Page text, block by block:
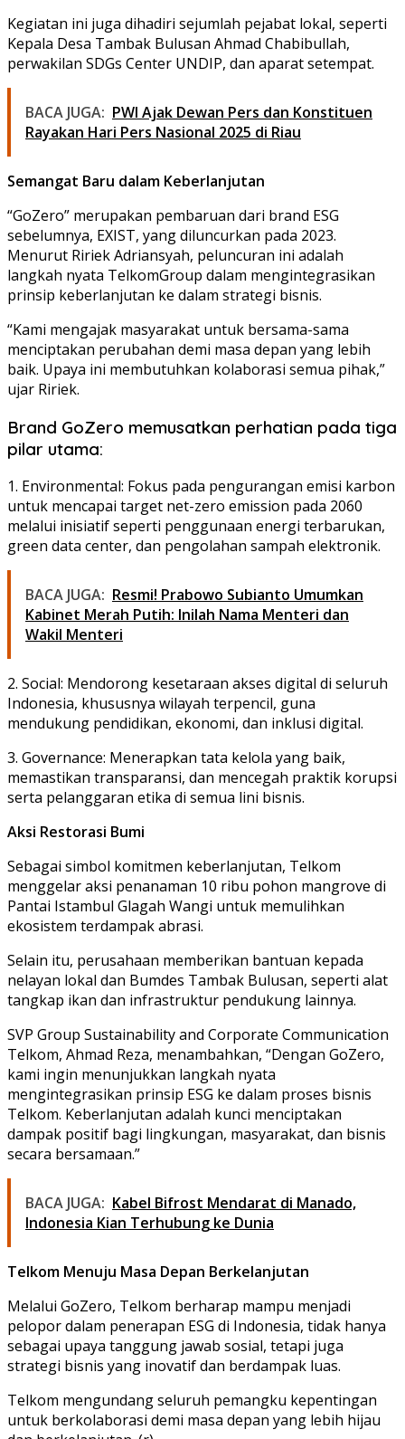
Kegiatan ini juga dihadiri sejumlah pejabat lokal, seperti
Kepala Desa Tambak Bulusan Ahmad Chabibullah,
perwakilan SDGs Center UNDIP, dan aparat setempat.
BACA JUGA: PWI Ajak Dewan Pers dan Konstituen
Rayakan Hari Pers Nasional 2025 di Riau
Semangat Baru dalam Keberlanjutan
“GoZero” merupakan pembaruan dari brand ESG
sebelumnya, EXIST, yang diluncurkan pada 2023.
Menurut Ririek Adriansyah, peluncuran ini adalah
langkah nyata TelkomGroup dalam mengintegrasikan
prinsip keberlanjutan ke dalam strategi bisnis.
“Kami mengajak masyarakat untuk bersama-sama
menciptakan perubahan demi masa depan yang lebih
baik. Upaya ini membutuhkan kolaborasi semua pihak,”
ujar Ririek.
Brand GoZero memusatkan perhatian pada tiga
pilar utama:
1. Environmental: Fokus pada pengurangan emisi karbon
untuk mencapai target net-zero emission pada 2060
melalui inisiatif seperti penggunaan energi terbarukan,
green data center, dan pengolahan sampah elektronik.
BACA JUGA: Resmi! Prabowo Subianto Umumkan
Kabinet Merah Putih: Inilah Nama Menteri dan
Wakil Menteri
2. Social: Mendorong kesetaraan akses digital di seluruh
Indonesia, khususnya wilayah terpencil, guna
mendukung pendidikan, ekonomi, dan inklusi digital.
3. Governance: Menerapkan tata kelola yang baik,
memastikan transparansi, dan mencegah praktik korupsi
serta pelanggaran etika di semua lini bisnis.
Aksi Restorasi Bumi
Sebagai simbol komitmen keberlanjutan, Telkom
menggelar aksi penanaman 10 ribu pohon mangrove di
Pantai Istambul Glagah Wangi untuk memulihkan
ekosistem terdampak abrasi.
Selain itu, perusahaan memberikan bantuan kepada
nelayan lokal dan Bumdes Tambak Bulusan, seperti alat
tangkap ikan dan infrastruktur pendukung lainnya.
SVP Group Sustainability and Corporate Communication
Telkom, Ahmad Reza, menambahkan, “Dengan GoZero,
kami ingin menunjukkan langkah nyata
mengintegrasikan prinsip ESG ke dalam proses bisnis
Telkom. Keberlanjutan adalah kunci menciptakan
dampak positif bagi lingkungan, masyarakat, dan bisnis
secara bersamaan.”
BACA JUGA: Kabel Bifrost Mendarat di Manado,
Indonesia Kian Terhubung ke Dunia
Telkom Menuju Masa Depan Berkelanjutan
Melalui GoZero, Telkom berharap mampu menjadi
pelopor dalam penerapan ESG di Indonesia, tidak hanya
sebagai upaya tanggung jawab sosial, tetapi juga
strategi bisnis yang inovatif dan berdampak luas.
Telkom mengundang seluruh pemangku kepentingan
untuk berkolaborasi demi masa depan yang lebih hijau